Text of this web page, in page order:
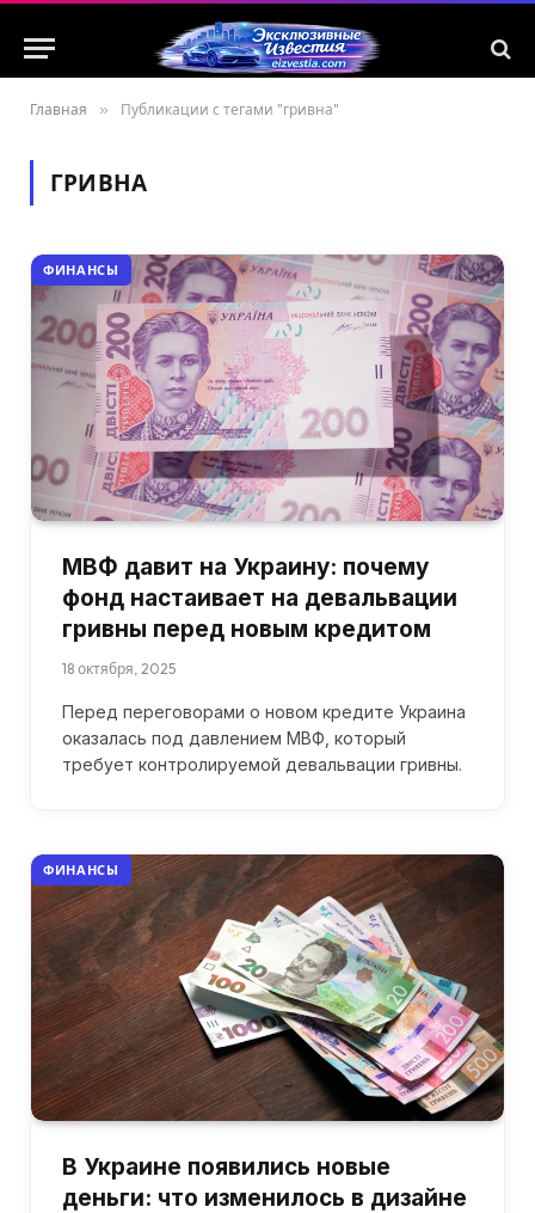
Главная » Публикации с тегами "гривна"
ГРИВНА
ФИНАНСЫ
МВФ давит на Украину: почему
фонд настаивает на девальвации
гривны перед новым кредитом
18 октября, 2025
Перед переговорами о новом кредите Украина
оказалась под давлением МВФ, который
требует контролируемой девальвации гривны.
ФИНАНСЫ
В Украине появились новые
деньги: что изменилось в дизайне